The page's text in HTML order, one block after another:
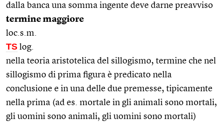
dalla banca una somma ingente deve darne preavviso
termine maggiore
loc.s.m.
TS log.
nella teoria aristotelica del sillogismo, termine che nel
sillogismo di prima figura è predicato nella
conclusione e in una delle due premesse, tipicamente
nella prima (ad es. mortale in gli animali sono mortali,
gli uomini sono animali, gli uomini sono mortali)